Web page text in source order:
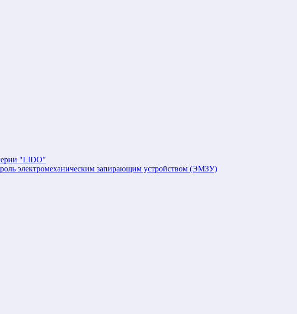
"LIDO"
электромеханическим запирающим устройством (ЭМЗУ)